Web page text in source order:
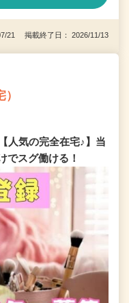
21 掲載終了日： 2026/11/13
人気の完全在宅♪】当
でスグ働ける！